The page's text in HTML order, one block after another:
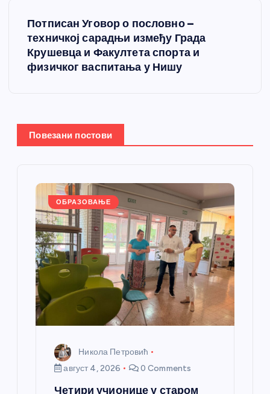
е
ч
Потписан Уговор о пословно –
техничкој сарадњи између Града
Крушевца и Факултета спорта и
физичког васпитања у Нишу
Повезани постови
ОБРАЗОВАЊЕ
Никола Петровић
август 4, 2026
0 Comments
Четири учионице у старом